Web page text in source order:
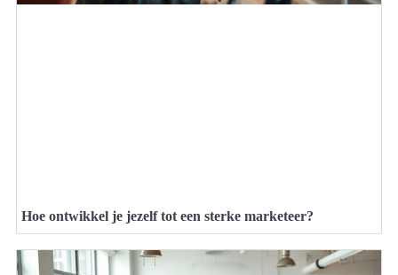
Hoe ontwikkel je jezelf tot een sterke marketeer?